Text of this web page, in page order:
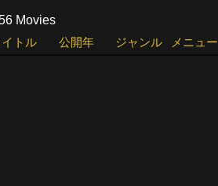
Movies
イトル 公開年 ジャンル メニュー